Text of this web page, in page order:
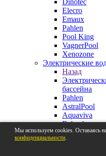
Dinotec
Elecro
Emaux
Pahlen
Pool King
VagnerPool
Xenozone
Электрические
Назад
бассейна
Pahlen
AstralPool
Aquaviva
Behncke
BestWay
Elecro
Мы используем cookies. Оставаясь
конфиденциальности.